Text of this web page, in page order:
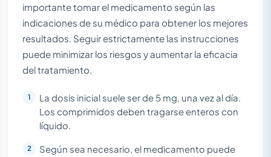
importante tomar el medicamento según las
indicaciones de su médico para obtener los mejores
resultados. Seguir estrictamente las instrucciones
puede minimizar los riesgos y aumentar la eficacia
del tratamiento.
La dosis inicial suele ser de 5 mg, una vez al día.
Los comprimidos deben tragarse enteros con
líquido.
Según sea necesario, el medicamento puede